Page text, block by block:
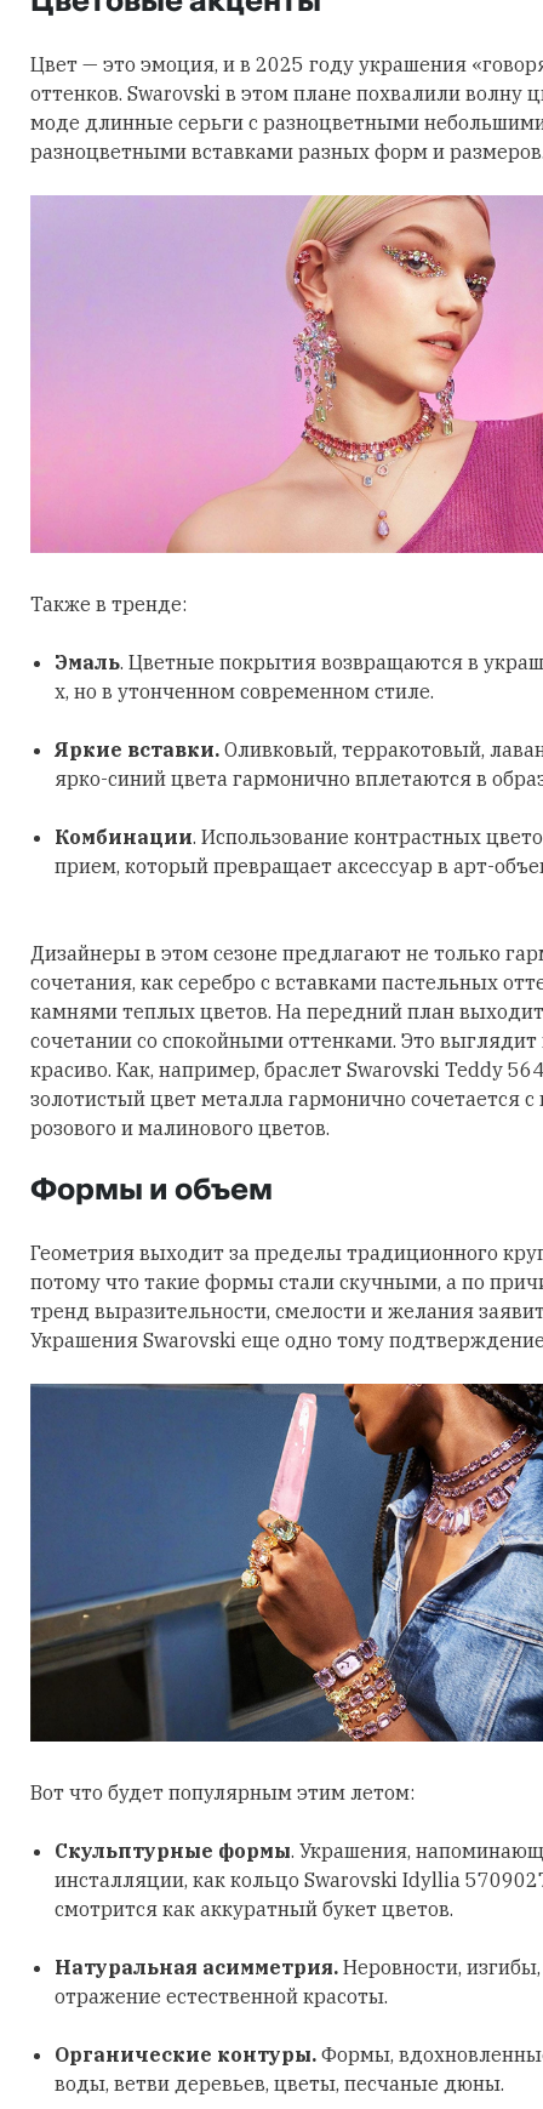
Цвет — это эмоция, и в 2025 году украшения
оттенков. Swarovski в этом плане похвалили волну
моде длинные серьги с разноцветными
разноцветными вставками разных форм и
Также в тренде:
Эмаль. Цветные покрытия возвращаются в
х, но в утонченном современном стиле.
Яркие вставки. Оливковый, терракотовый,
ярко-синий цвета гармонично вплетаются в
Комбинации. Использование контрастных
прием, который превращает аксессуар в арт-
Дизайнеры в этом сезоне предлагают не только
сочетания, как серебро с вставками пастельных
камнями теплых цветов. На передний план
сочетании со спокойными оттенками. Это
красиво. Как, например, браслет Swarovski Teddy
золотистый цвет металла гармонично сочетается
розового и малинового цветов.
Формы и объем
Геометрия выходит за пределы традиционного
потому что такие формы стали скучными, а по
тренд выразительности, смелости и желания
Украшения Swarovski еще одно тому
Вот что будет популярным этим летом:
Скульптурные формы. Украшения,
инсталляции, как кольцо Swarovski Idyllia
смотрится как аккуратный букет цветов.
Натуральная асимметрия. Неровности,
отражение естественной красоты.
Органические контуры. Формы,
воды, ветви деревьев, цветы, песчаные дюны.